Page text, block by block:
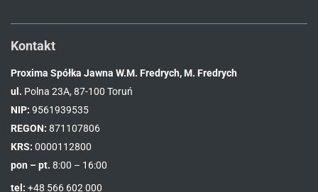
Kontakt
Proxima Spółka Jawna W.M. Fredrych, M. Fredrych
ul. Polna 23A, 87-100 Toruń
NIP: 9561939535
REGON: 871107806
KRS: 0000112800
pon – pt. 8:00 – 16:00
tel: +48 566 602 000